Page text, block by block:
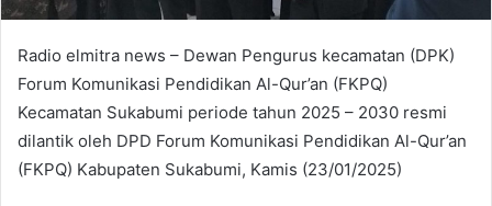
Radio elmitra news – Dewan Pengurus kecamatan (DPK)
Forum Komunikasi Pendidikan Al-Qur’an (FKPQ)
Kecamatan Sukabumi periode tahun 2025 – 2030 resmi
dilantik oleh DPD Forum Komunikasi Pendidikan Al-Qur’an
(FKPQ) Kabupaten Sukabumi, Kamis (23/01/2025)